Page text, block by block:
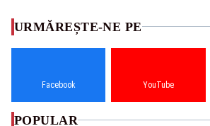
URMĂREȘTE-NE PE
Facebook YouTube
POPULAR